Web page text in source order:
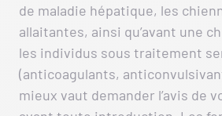
de maladie hépatique, les
allaitantes, ainsi qu’avant une
les individus sous traitement
(anticoagulants,
mieux vaut demander l’avis de